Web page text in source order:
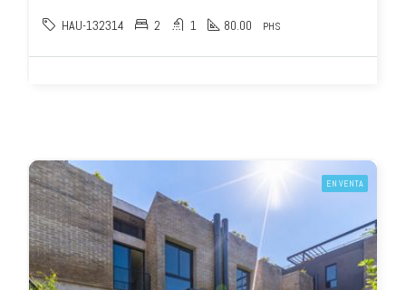
HAU-132314 2 1 80.00 PHS
EN VENTA